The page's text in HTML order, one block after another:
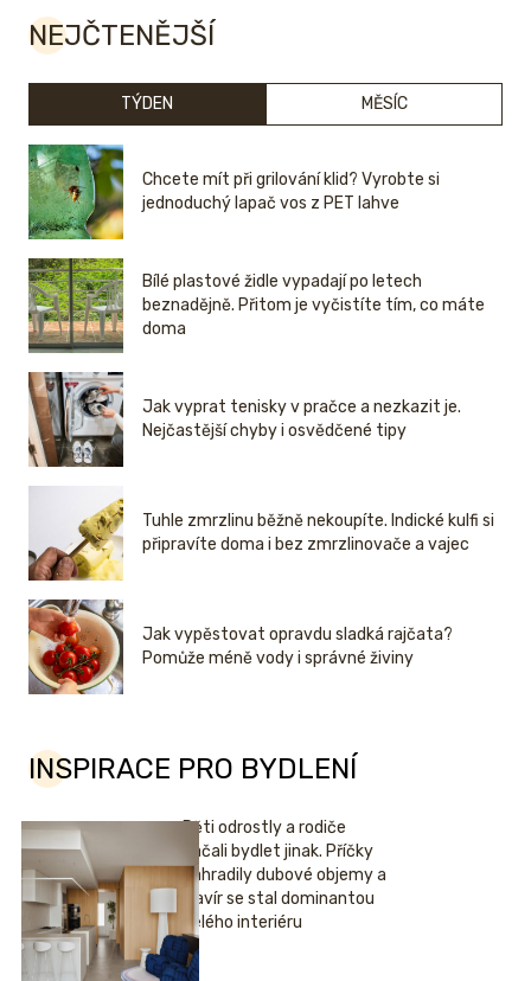
NEJČTENĚJŠÍ
TÝDEN MĚSÍC
Chcete mít při grilování klid? Vyrobte si
jednoduchý lapač vos z PET lahve
Bílé plastové židle vypadají po letech
beznadějně. Přitom je vyčistíte tím, co máte
doma
Jak vyprat tenisky v pračce a nezkazit je.
Nejčastější chyby i osvědčené tipy
Tuhle zmrzlinu běžně nekoupíte. Indické kulfi si
připravíte doma i bez zmrzlinovače a vajec
Jak vypěstovat opravdu sladká rajčata?
Pomůže méně vody i správné živiny
INSPIRACE PRO BYDLENÍ
Děti odrostly a rodiče
začali bydlet jinak. Příčky
nahradily dubové objemy a
klavír se stal dominantou
celého interiéru